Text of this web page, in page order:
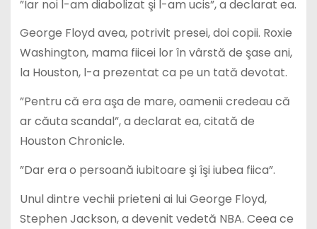
”Iar noi l-am diabolizat şi l-am ucis”, a declarat ea.
George Floyd avea, potrivit presei, doi copii. Roxie
Washington, mama fiicei lor în vârstă de şase ani,
la Houston, l-a prezentat ca pe un tată devotat.
”Pentru că era aşa de mare, oamenii credeau că
ar căuta scandal”, a declarat ea, citată de
Houston Chronicle.
”Dar era o persoană iubitoare şi îşi iubea fiica”.
Unul dintre vechii prieteni ai lui George Floyd,
Stephen Jackson, a devenit vedetă NBA. Ceea ce